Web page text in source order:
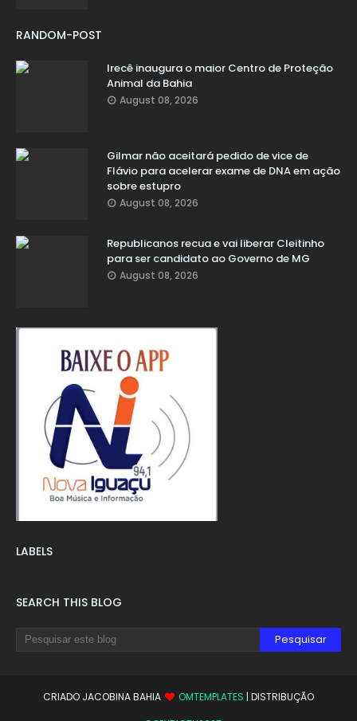
RANDOM-POST
Irecê inaugura o maior Centro de Proteção
Animal da Bahia
August 08, 2026
Gilmar não aceitará pedido de vice de
Flávio para acelerar exame de DNA em ação
sobre estupro
August 08, 2026
Republicanos recua e vai liberar Cleitinho
para ser candidato ao Governo de MG
August 08, 2026
LABELS
SEARCH THIS BLOG
CRIADO JACOBINA BAHIA OMTEMPLATES | DISTRIBUÇÃO